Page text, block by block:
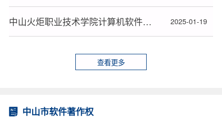
中山火炬职业技术学院计算机软件著作权申请登记办理规定须知 2025-01-19
查看更多
中山市软件著作权